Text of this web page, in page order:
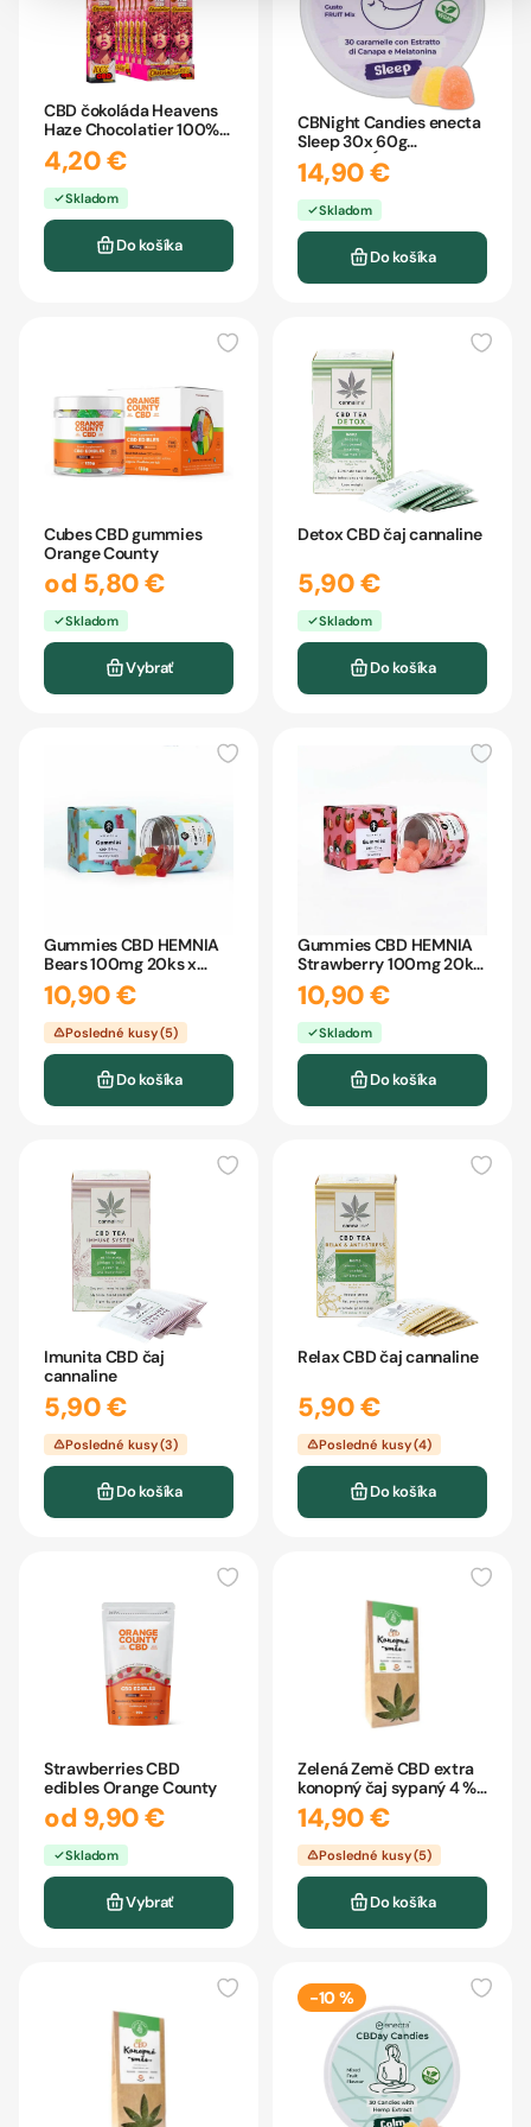
CBD čokoláda Heavens
Haze Chocolatier 100%
35g
4,20 €
Skladom
Do košíka
CBNight Candies enecta
Sleep 30x 60g
MELATONÍN
14,90 €
Skladom
Do košíka
Cubes CBD gummies
Orange County
od 5,80 €
Skladom
Vybrať
Detox CBD čaj cannaline
5,90 €
Skladom
Do košíka
Gummies CBD HEMNIA
Bears 100mg 20ks x
5mg 45g
10,90 €
Posledné kusy (5)
Do košíka
Gummies CBD HEMNIA
Strawberry 100mg 20ks
x 5mg 45g
10,90 €
Skladom
Do košíka
Imunita CBD čaj
cannaline
5,90 €
Posledné kusy (3)
Do košíka
Relax CBD čaj cannaline
5,90 €
Posledné kusy (4)
Do košíka
Strawberries CBD
edibles Orange County
od 9,90 €
Skladom
Vybrať
Zelená Země CBD extra
konopný čaj sypaný 4 %
35 g
14,90 €
Posledné kusy (5)
Do košíka
-10 %